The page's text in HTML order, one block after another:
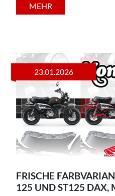
MEHR
23.01.2026
FRISCHE
125 UND ST125 DAX,